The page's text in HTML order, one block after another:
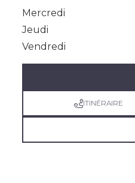
Mercredi
Jeudi
Vendredi
ITINÉRAIRE